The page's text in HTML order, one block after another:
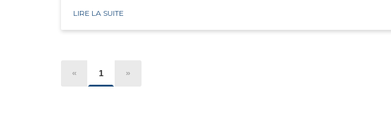
econometrics
datasets
SAS, Python, etc.) is a strong plus
Scientific rigor and strong analytical and writing skills for
LIRE LA SUITE
« 1 »